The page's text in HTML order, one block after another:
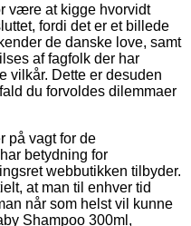
være at kigge hvorvidt
fordi det er et billede
de danske love, samt
af fagfolk der har
vilkår. Dette er desuden
du forvoldes dilemmaer
på vagt for de
betydning for
webbutikken tilbyder.
at man til enhver tid
når som helst vil kunne
Shampoo 300ml,